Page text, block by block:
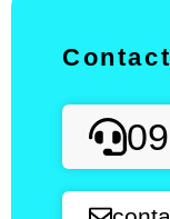
Contact